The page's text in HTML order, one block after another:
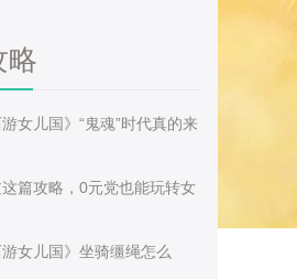
略
游女儿国》“鬼魂”时代真的来
篇攻略，0元党也能玩转女
游女儿国》坐骑缰绳怎么